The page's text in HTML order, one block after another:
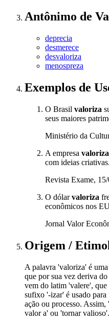
Antônimo de
deprecia
desmerece
desvaloriza
menospreza
Exemplos de
O Brasil valoriza
seus maiores
Ministério da
A empresa valoriza
com ideias criativas.
Revista Exame,
O dólarvaloriza
econômicos nos
Jornal Valor
Origem /
A palavra 'valoriza' é
que por sua vez deriva
vem do latim 'valere',
sufixo '-izar' é usado
ação ou processo.
valor a' ou 'tornar valioso'.